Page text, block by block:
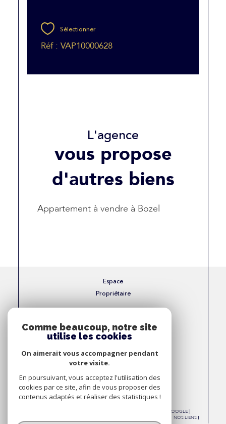
Sélectionner
Réf : VAP10000628
L'agence
vous propose
d'autres biens
Appartement à vendre à Bozel
Espace
Propriétaire
Adhérons
© 2026 | TOUS DROITS RÉSERVÉS | TRADUCTION POWERED BY GOOGLE |
NOS LIENS
Comme beaucoup, notre site
utilise les cookies
On aimerait vous accompagner pendant
votre visite.
En poursuivant, vous acceptez l'utilisation des
cookies par ce site, afin de vous proposer des
contenus adaptés et réaliser des statistiques !